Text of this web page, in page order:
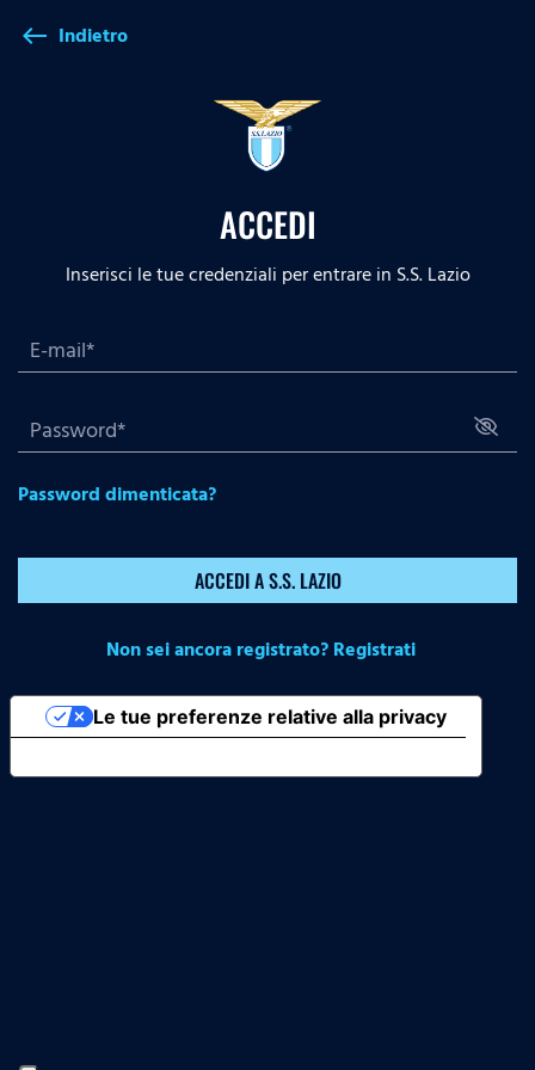
west Indietro
ACCEDI
Inserisci le tue credenziali per entrare in S.S. Lazio
Password dimenticata?
ACCEDI A S.S. LAZIO
Non sei ancora registrato? Registrati
Le tue preferenze relative alla privacy